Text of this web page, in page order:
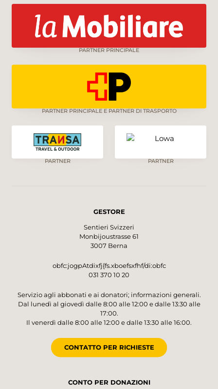
PARTNER PRINCIPALE
PARTNER PRINCIPALE E PARTNER DI TRASPORTO
PARTNER PARTNER
GESTORE
Sentieri Svizzeri
Monbijoustrasse 61
3007 Berna
obfc:jogpAtdixfj{fs.xboefsxfhf/di:obfc
031 370 10 20
Servizio agli abbonati e ai donatori; informazioni generali.
Dal lunedì al giovedì dalle 8:00 alle 12:00 e dalle 13:30 alle
17:00.
Il venerdì dalle 8:00 alle 12:00 e dalle 13:30 alle 16:00.
CONTATTO PER RICHIESTE
CONTO PER DONAZIONI